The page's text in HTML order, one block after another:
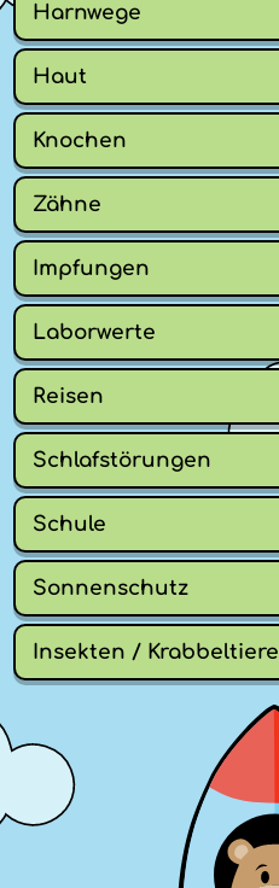
Harnwege
Haut
Knochen
Zähne
Impfungen
Laborwerte
Reisen
Schlafstörungen
Schule
Sonnenschutz
Insekten / Krabbeltiere